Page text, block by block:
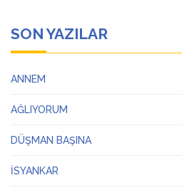
SON YAZILAR
ANNEM
AĞLIYORUM
DÜŞMAN BAŞINA
İSYANKAR